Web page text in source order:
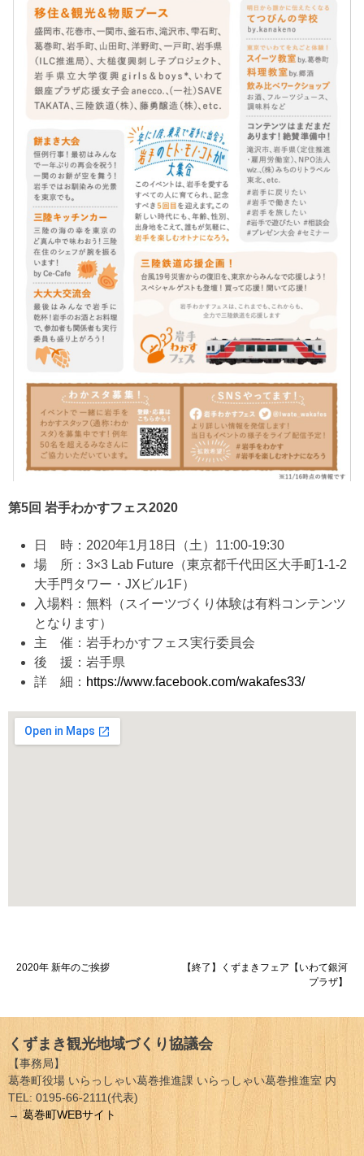
第5回 岩手わかすフェス2020
日 時：2020年1月18日（土）11:00-19:30
場 所：3×3 Lab Future（東京都千代田区大手町1-1-2
大手門タワー・JXビル1F）
入場料：無料（スイーツづくり体験は有料コンテンツ
となります）
主 催：岩手わかすフェス実行委員会
後 援：岩手県
詳 細： https://www.facebook.com/wakafes33/
投
ナ
ビ
ゲ
ー
2020年 新年のご挨拶
【終了】くずまきフェア【いわて銀河
プラザ】
くずまき観光地域づくり協議会
【事務局】
葛巻町役場 いらっしゃい葛巻推進課 いらっしゃい葛巻推進室 内
TEL: 0195-66-2111(代表)
→葛巻町WEBサイト